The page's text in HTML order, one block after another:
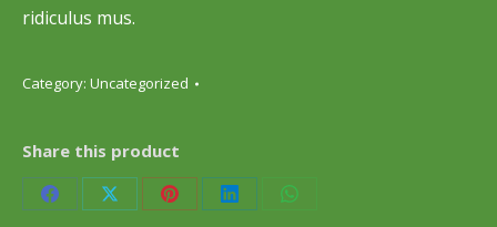
ridiculus mus.
Category: Uncategorized
Share this product
Share Share Share Share
Share